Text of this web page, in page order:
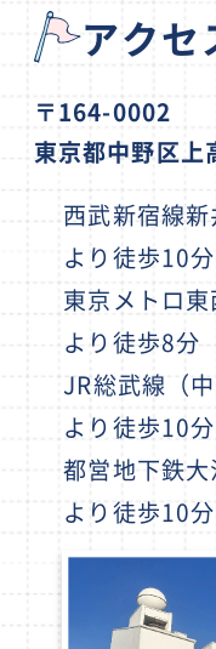
アクセ
〒164-0002
東京都中野区
西武新宿線
より徒歩10分
東京メトロ東
より徒歩8分
JR総武線（
より徒歩10分
都営地下鉄大
より徒歩10分